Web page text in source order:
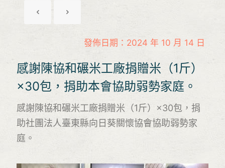
發佈日期：2024 年 10 月 14 日
感謝陳協和碾米工廠捐贈米（1斤）
×30包，捐助本會協助弱勢家庭。
感謝陳協和碾米工廠捐贈米（1斤）×30包，捐
助社團法人臺東縣向日葵關懷協會協助弱勢家
庭。